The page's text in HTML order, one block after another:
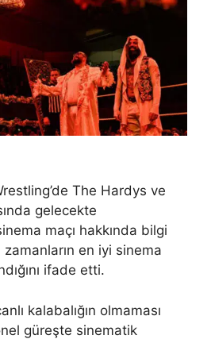
The Hardys ve
gelecekte
maçı hakkında bilgi
en iyi sinema
ifade etti.
kalabalığın olmaması
güreşte sinematik